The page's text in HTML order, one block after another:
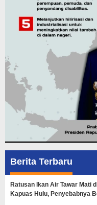
Berita Terbaru
Ratusan Ikan Air Tawar Mati
Kapuas Hulu, Penyebabnya